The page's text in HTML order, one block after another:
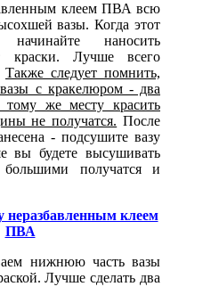
клеем ПВА всю
вазы. Когда этот
наносить
краски. Лучше всего
Также следует помнить,
с кракелюром - два
же месту красить
не получатся. После
- подсушите вазу
вы будете высушивать
получатся и
нижнюю часть вазы
Лучше сделать два